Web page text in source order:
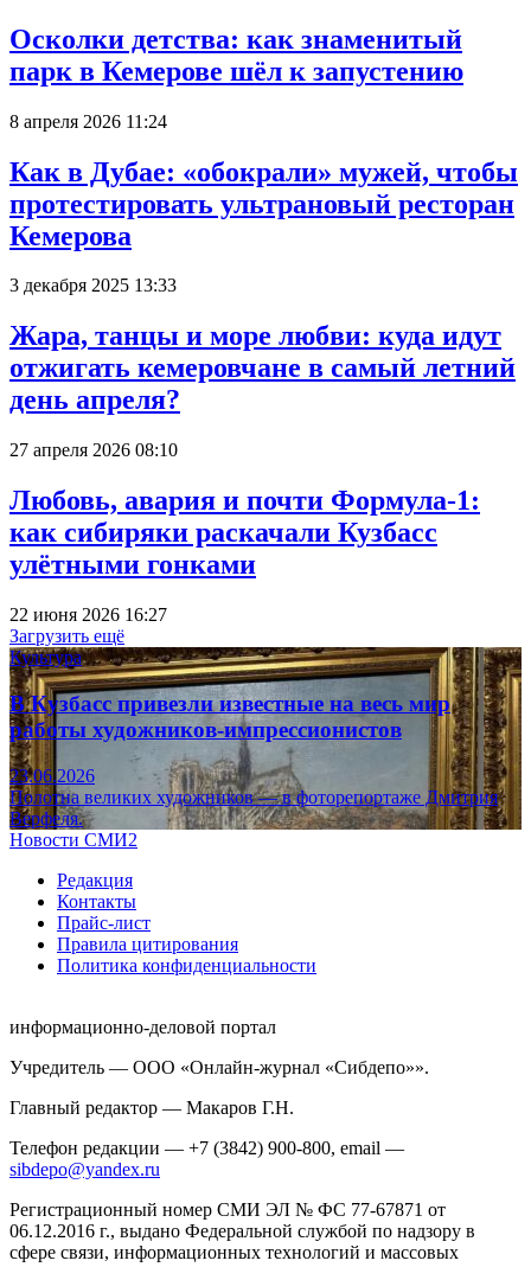
Осколки детства: как знаменитый
парк в Кемерове шёл к запустению
8 апреля 2026 11:24
Как в Дубае: «обокрали» мужей, чтобы
протестировать ультрановый ресторан
Кемерова
3 декабря 2025 13:33
Жара, танцы и море любви: куда идут
отжигать кемеровчане в самый летний
день апреля?
27 апреля 2026 08:10
Любовь, авария и почти Формула-1:
как сибиряки раскачали Кузбасс
улётными гонками
22 июня 2026 16:27
Загрузить ещё
Культура
В Кузбасс привезли известные на весь мир
работы художников-импрессионистов
23.06.2026
Полотна великих художников — в фоторепортаже Дмитрия
Верфеля.
Новости СМИ2
Редакция
Контакты
Прайс-лист
Правила цитирования
Политика конфиденциальности
информационно-деловой портал
Учредитель — ООО «Онлайн-журнал «Сибдепо»».
Главный редактор — Макаров Г.Н.
Телефон редакции — +7 (3842) 900-800, email —
sibdepo@yandex.ru
Регистрационный номер СМИ ЭЛ № ФС 77-67871 от
06.12.2016 г., выдано Федеральной службой по надзору в
сфере связи, информационных технологий и массовых